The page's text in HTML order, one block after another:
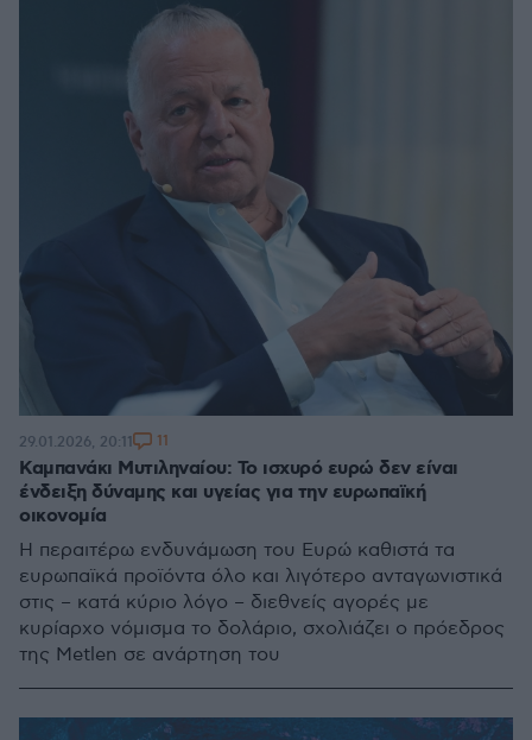
Καμπανάκι Μυτιληναίου: Το ισχυρό ευρώ δεν είναι
ένδειξη δύναμης και υγείας για την ευρωπαϊκή
οικονομία
H περαιτέρω ενδυνάμωση του Ευρώ καθιστά τα
ευρωπαϊκά προϊόντα όλο και λιγότερο ανταγωνιστικά
στις – κατά κύριο λόγο – διεθνείς αγορές με
κυρίαρχο νόμισμα το δολάριο, σχολιάζει ο πρόεδρος
της Metlen σε ανάρτηση του
29.01.2026, 20:11 11